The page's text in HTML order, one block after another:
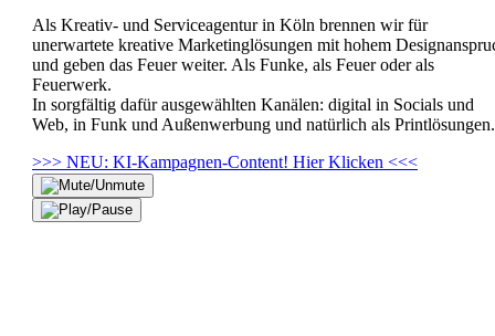
Als Kreativ- und Serviceagentur in Köln brennen wir für
unerwartete kreative Marketinglösungen mit hohem
und geben das Feuer weiter. Als Funke, als Feuer oder als
Feuerwerk.
In sorgfältig dafür ausgewählten Kanälen: digital in Socials und
Web, in Funk und Außenwerbung und natürlich als Printlösungen.
>>> NEU: KI-Kampagnen-Content! Hier Klicken <<<